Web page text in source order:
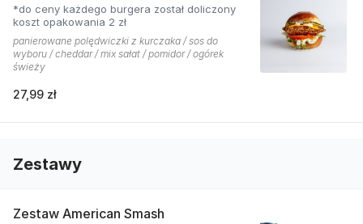
*do ceny każdego burgera został doliczony
koszt opakowania 2 zł
panierowane polędwiczki z kurczaka / sos do
wyboru / cheddar / mix sałat / pomidor / ogórek
świeży
27,99 zł
Zestawy
Zestaw American Smash